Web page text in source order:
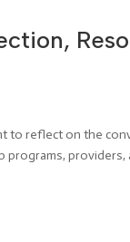
to reflect on the
providers,